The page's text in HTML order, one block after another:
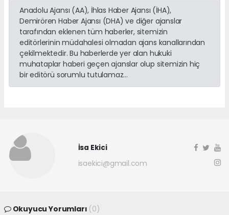
Anadolu Ajansı (AA), İhlas Haber Ajansı (İHA),
Demirören Haber Ajansı (DHA) ve diğer ajanslar
tarafından eklenen tüm haberler, sitemizin
editörlerinin müdahalesi olmadan ajans kanallarından
çekilmektedir. Bu haberlerde yer alan hukuki
muhataplar haberi geçen ajanslar olup sitemizin hiç
bir editörü sorumlu tutulamaz...
İsa Ekici
isaekici@gmail.com
Okuyucu Yorumları (0)